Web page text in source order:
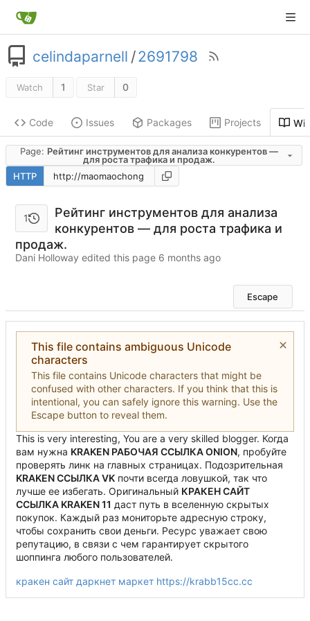
celindaparnell /2691798
Watch 1 Star 0
Code Issues Packages Projects
Page: Рейтинг инструментов для анализа конкурентов —
для роста трафика и продаж.
HTTP
1
Рейтинг инструментов для анализа
конкурентов — для роста трафика и
продаж.
Dani Holloway edited this page
Escape
This file contains ambiguous Unicode
characters
This file contains Unicode characters that might be
confused with other characters. If you think that this is
intentional, you can safely ignore this warning. Use the
Escape button to reveal them.
This is very interesting, You are a very skilled blogger. Когда
вам нужна KRAKEN РАБОЧАЯ ССЫЛКА ONION, пробуйте
проверять линк на главных страницах. Подозрительная
KRAKEN ССЫЛКА VK почти всегда ловушкой, так что
лучше ее избегать. Оригинальный КРАКЕНСАЙТ
ССЫЛКА KRAKEN 11 даст путь в вселенную скрытых
покупок. Каждый раз мониторьте адресную строку,
чтобы сохранить свои деньги. Ресурс уважает свою
репутацию, в связи с чем гарантирует скрытого
шоппинга любого пользователей.
кракен сайт даркнет маркет https://krabb15cc.cc